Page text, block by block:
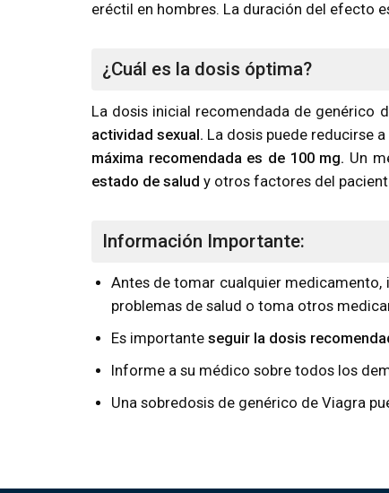
eréctil en hombres. La duración del efecto
¿Cuál es la dosis óptima?
La dosis inicial recomendada de genérico
actividad sexual. La dosis puede reducirse
máxima recomendada es de 100 mg. Un
estado de salud y otros factores del
Información Importante:
Antes de tomar cualquier
problemas de salud o toma otros
Es importante seguir la dosis
Informe a su médico sobre todos los
Una sobredosis de genérico de Viagra